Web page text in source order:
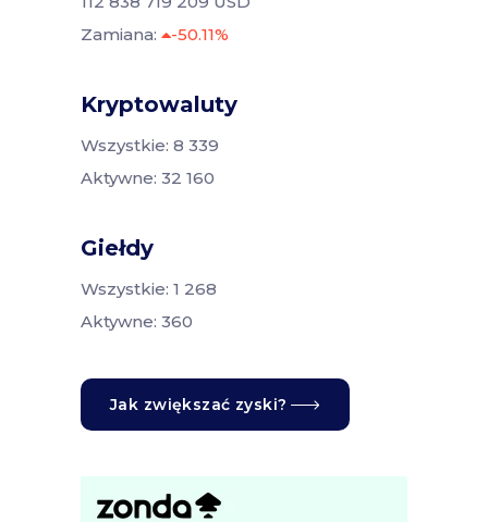
Zamiana:
-50.11%
Kryptowaluty
Wszystkie: 8 339
Aktywne: 32 160
Giełdy
Wszystkie: 1 268
Aktywne: 360
Jak zwiększać zyski?